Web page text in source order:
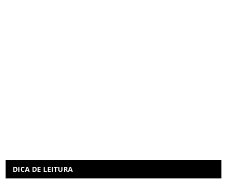
DICA DE LEITURA